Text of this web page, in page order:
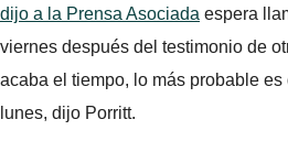
dijo a la Prensa Asociada espera
viernes después del testimonio de
acaba el tiempo, lo más probable es
lunes, dijo Porritt.